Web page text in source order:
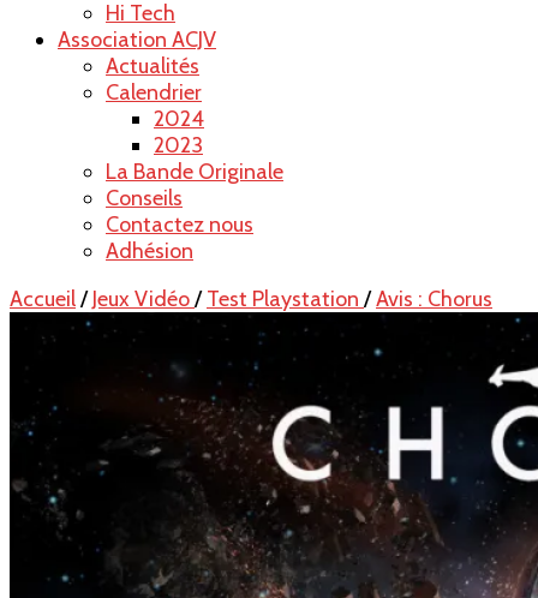
Hi Tech
Association ACJV
Actualités
Calendrier
2024
2023
La Bande Originale
Conseils
Contactez nous
Adhésion
Accueil/ Jeux Vidéo/ Test Playstation /Avis : Chorus